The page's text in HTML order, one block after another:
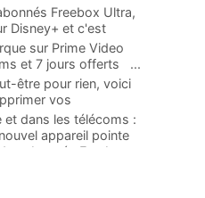
Freebox Ultra,
Disney+ et c'est
sur Prime Video
et 7 jours offerts
...
être pour rien, voici
vos
...
et dans les télécoms :
appareil pointe
abonnés Freebox...